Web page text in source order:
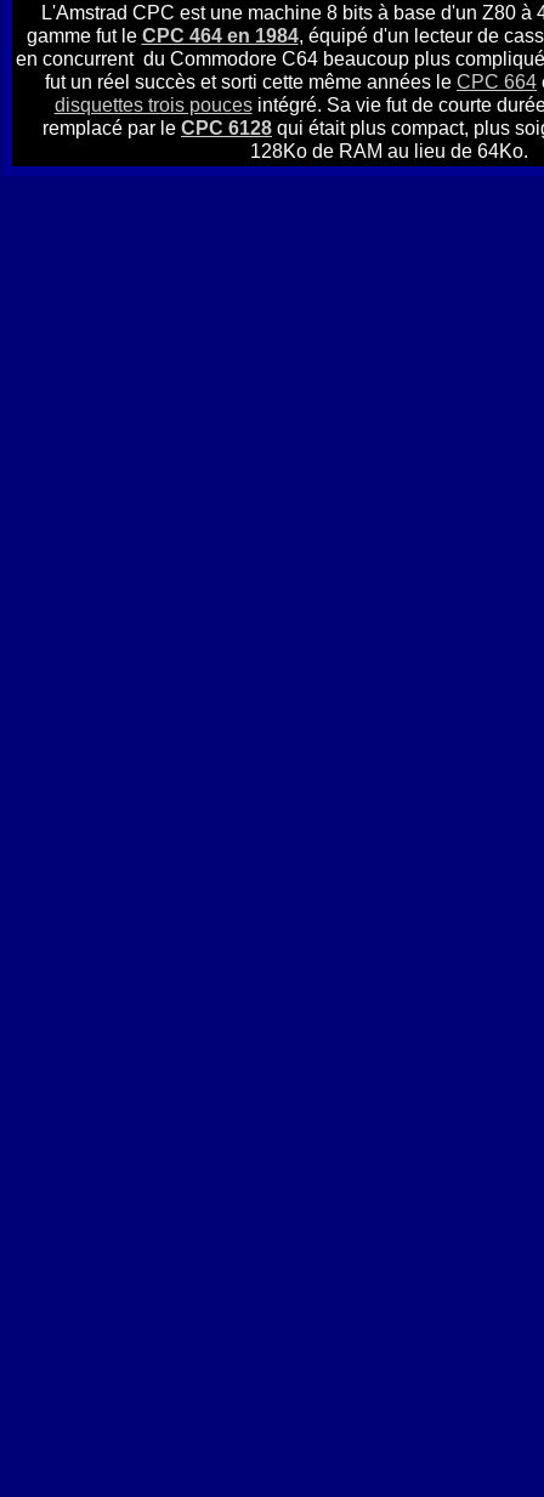
L'Amstrad CPC est une machine 8 bits à base d'un Z80 à
gamme fut le CPC 464 en 1984, équipé d'un lecteur de
en concurrent du Commodore C64 beaucoup plus
fut un réel succès et sorti cette même années le CPC 664
disquettes trois poucesintégré. Sa vie fut de courte
remplacé par le CPC 6128 qui était plus compact, plus
128Ko de RAM au lieu de 64Ko.